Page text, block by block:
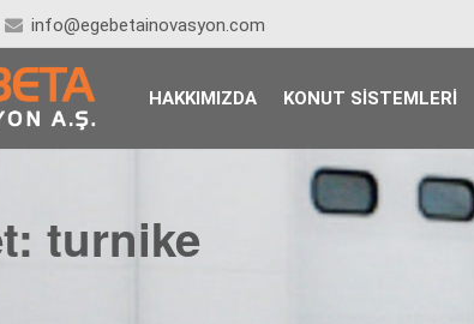
info@egebetainovasyon.com
HAKKIMIZDA KONUT SISTEMLERI
turnike